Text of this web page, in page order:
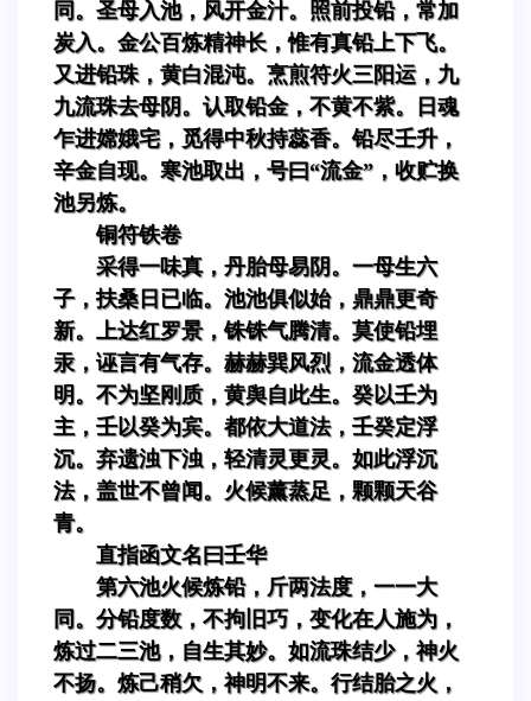
同。圣母入池，风开金汁。照前投铅，常加
炭入。金公百炼精神长，惟有真铅上下飞。
又进铅珠，黄白混沌。烹煎符火三阳运，九
九流珠去母阴。认取铅金，不黄不紫。日魂
乍进嫦娥宅，觅得中秋持蕊香。铅尽壬升，
辛金自现。寒池取出，号曰“流金”，收贮换
池另炼。
铜符铁卷
采得一味真，丹胎母易阴。一母生六
子，扶桑日已临。池池俱似始，鼎鼎更奇
新。上达红罗景，铢铢气腾清。莫使铅埋
汞，诬言有气存。赫赫巽风烈，流金透体
明。不为坚刚质，黄舆自此生。癸以壬为
主，壬以癸为宾。都依大道法，壬癸定浮
沉。弃遗浊下浊，轻清灵更灵。如此浮沉
法，盖世不曾闻。火候薰蒸足，颗颗天谷
青。
直指函文名曰壬华
第六池火候炼铅，斤两法度，一一大
同。分铅度数，不拘旧巧，变化在人施为，
炼过二三池，自生其妙。如流珠结少，神火
不扬。炼己稍欠，神明不来。行结胎之火，